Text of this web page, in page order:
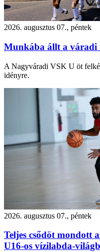
2026. augusztus 07., péntek
Munkába állt a váradi
A Nagyváradi VSK U öt
idényre.
2026. augusztus 07., péntek
Teljes csődöt mondott
U16-os vízilabda-